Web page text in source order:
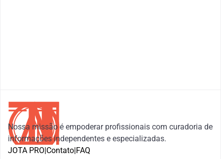
Nossa missão é empoderar profissionais com curadoria de
informações independentes e especializadas.
JOTA PRO|Contato|FAQ